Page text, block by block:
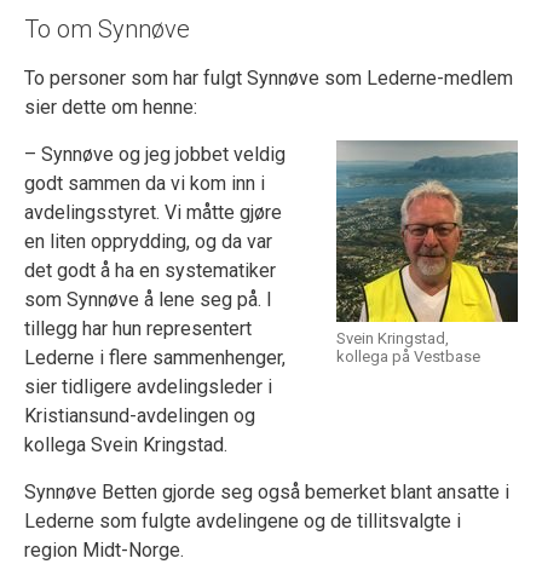
To om Synnøve
To personer som har fulgt Synnøve som Lederne-medlem
sier dette om henne:
Svein Kringstad,
kollega på Vestbase
– Synnøve og jeg jobbet veldig
godt sammen da vi kom inn i
avdelingsstyret. Vi måtte gjøre
en liten opprydding, og da var
det godt å ha en systematiker
som Synnøve å lene seg på. I
tillegg har hun representert
Lederne i flere sammenhenger,
sier tidligere avdelingsleder i
Kristiansund-avdelingen og
kollega Svein Kringstad.
Synnøve Betten gjorde seg også bemerket blant ansatte i
Lederne som fulgte avdelingene og de tillitsvalgte i
region Midt-Norge.